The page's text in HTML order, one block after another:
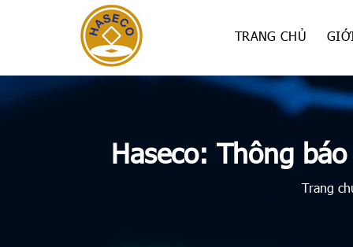
TRANG CHỦ
Haseco: Thông
Trang